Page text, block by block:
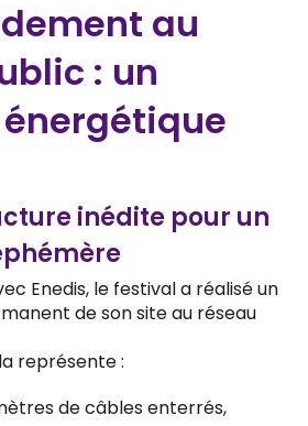
au
: un
inédite pour un
Enedis, le festival a réalisé un
de son site au réseau
représente :
de câbles enterrés,